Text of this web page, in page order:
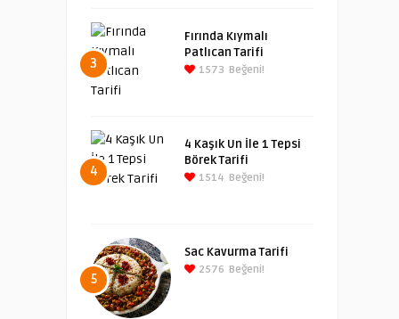
3
Fırında Kıymalı
Patlıcan Tarifi
1573 Beğeni!
4
4 Kaşık Un İle 1 Tepsi
Börek Tarifi
1514 Beğeni!
5
Sac Kavurma Tarifi
2576 Beğeni!